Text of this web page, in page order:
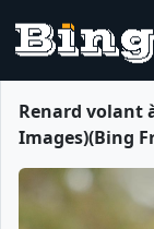
Renard volant
Images)(Bing